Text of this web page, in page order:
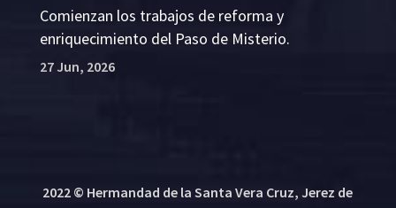
Comienzan los trabajos de reforma y
enriquecimiento del Paso de Misterio.
27 Jun, 2026
2022 © Hermandad de la Santa Vera Cruz, Jerez de